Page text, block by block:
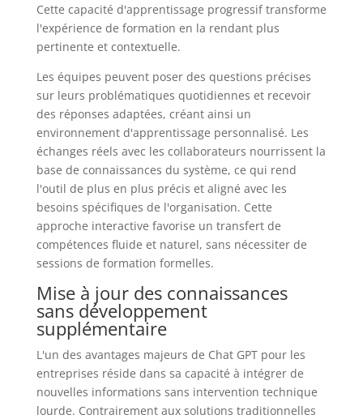
Cette capacité d'apprentissage progressif transforme
l'expérience de formation en la rendant plus
pertinente et contextuelle.
Les équipes peuvent poser des questions précises
sur leurs problématiques quotidiennes et recevoir
des réponses adaptées, créant ainsi un
environnement d'apprentissage personnalisé. Les
échanges réels avec les collaborateurs nourrissent la
base de connaissances du système, ce qui rend
l'outil de plus en plus précis et aligné avec les
besoins spécifiques de l'organisation. Cette
approche interactive favorise un transfert de
compétences fluide et naturel, sans nécessiter de
sessions de formation formelles.
Mise à jour des connaissances
sans développement
supplémentaire
L'un des avantages majeurs de Chat GPT pour les
entreprises réside dans sa capacité à intégrer de
nouvelles informations sans intervention technique
lourde. Contrairement aux solutions traditionnelles